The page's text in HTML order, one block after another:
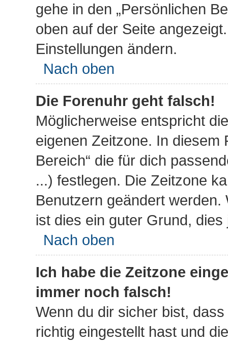
gehe in den „Persönlichen
oben auf der Seite
Einstellungen ändern.
Nach oben
Die Forenuhr geht falsch!
Möglicherweise entspricht
eigenen Zeitzone. In diesem
Bereich“ die für dich
...) festlegen. Die Zeitzone
Benutzern geändert
ist dies ein guter Grund,
Nach oben
Ich habe die Zeitzone
immer noch falsch!
Wenn du dir sicher bist,
richtig eingestellt hast und